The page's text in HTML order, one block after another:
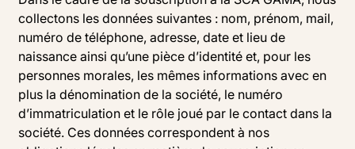
collectons les données suivantes : nom, prénom, mail,
numéro de téléphone, adresse, date et lieu de
naissance ainsi qu’une pièce d’identité et, pour les
personnes morales, les mêmes informations avec en
plus la dénomination de la société, le numéro
d’immatriculation et le rôle joué par le contact dans la
société. Ces données correspondent à nos